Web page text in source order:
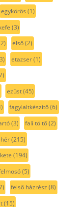
egykörös (1)
(3)
első(2)
etazser(1)
ezüst(45)
fagylaltkészítő(6)
(3) fali töltő(2)
(215)
(194)
(5)
felső házrész (8)
(15)